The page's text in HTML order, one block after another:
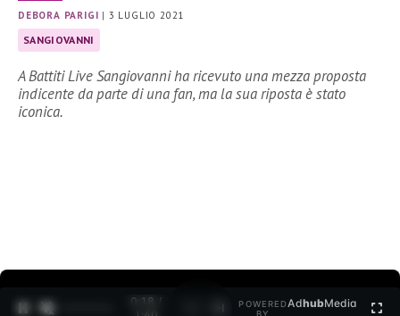
DEBORA PARIGI | 3 LUGLIO 2021
SANGIOVANNI
A Battiti Live Sangiovanni ha ricevuto una mezza proposta
indicente da parte di una fan, ma la sua riposta è stato
iconica.
0:19 /
POWEREDAdhubMedia